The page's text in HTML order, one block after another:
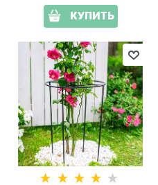
КУПИТЬ